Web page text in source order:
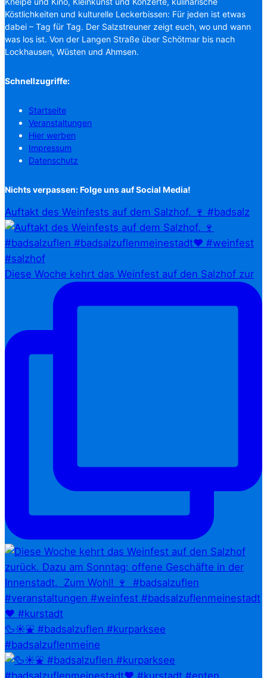
Köstlichkeiten und kulturelle Leckerbissen: Für jeden ist etwas
dabei – Tag für Tag. Der Salzstreuner zeigt euch, wo und wann
was los ist. Von der Langen Straße über Schötmar bis nach
Lockhausen, Wüsten und Ahmsen.
Schnellzugriffe:
Startseite
Veranstaltungen
Hier werben
Impressum
Datenschutz
Nichts verpassen: Folge uns auf Social Media!
Auftakt des Weinfests auf dem Salzhof. 🍷 #badsalz
Diese Woche kehrt das Weinfest auf den Salzhof zur
🦆☀️⛲ #badsalzuflen #kurparksee
#badsalzuflenmeine